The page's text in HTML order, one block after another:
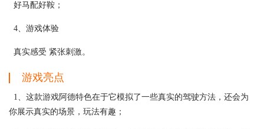
好马配好鞍；
4、游戏体验
真实感受 紧张刺激。
游戏亮点
1、这款游戏阿德特色在于它模拟了一些真实的驾驶方法，还会为
你展示真实的场景，玩法有趣；